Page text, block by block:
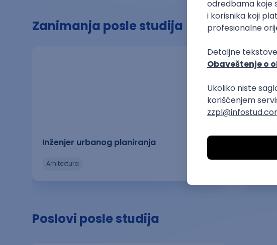
Zanimanja posle studija
Inženjer urbanog planiranja
arhitektura
Poslovi posle studija